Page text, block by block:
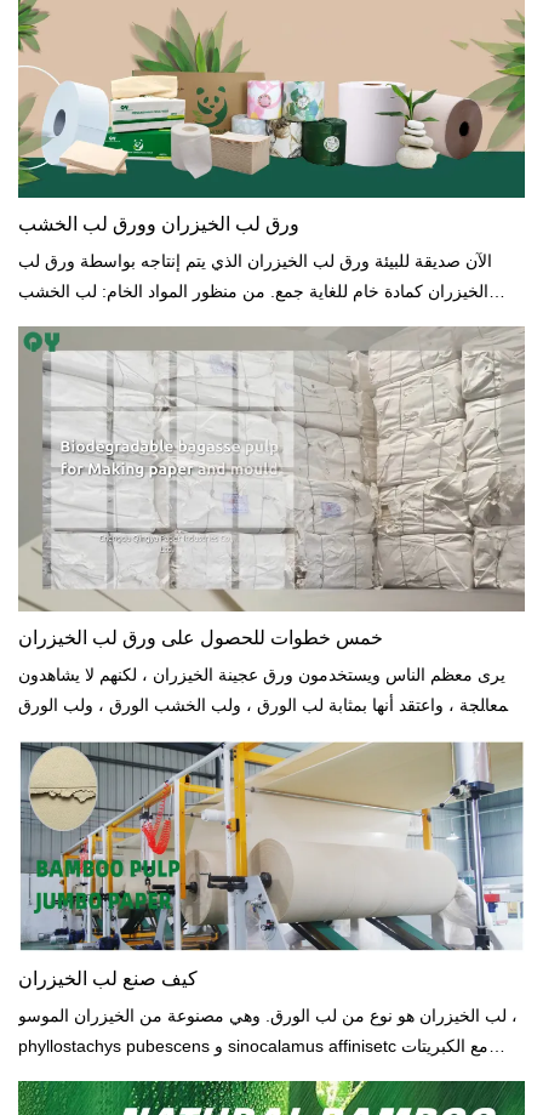
ورق لب الخيزران وورق لب الخشب
الآن صديقة للبيئة ورق لب الخيزران الذي يتم إنتاجه بواسطة ورق لب
الخيزران كمادة خام للغاية جمع. من منظور المواد الخام: لب الخشب
الخشب بشكل أساسي على الموارد الأجنبية الواردات ، التكلفة مرتفعة ،
بعض مصنعي ورق التواليت يمكنهم فقط اختر الورق المعاد تدويره الآخر
للمعالجة من أجل توفير التكاليف ، والتي يجلب تهديدًا لصحة وسلامة
المستهلكين.
خمس خطوات للحصول على ورق لب الخيزران
يرى معظم الناس ويستخدمون ورق عجينة الخيزران ، لكنهم لا يشاهدون
المعالجة ، واعتقد أنها بمثابة لب الورق ، ولب الخشب الورق ، ولب الورق
الخيزران. نحن نستمتع في تقديمه بإيجازالتالية....
كيف صنع لب الخيزران
لب الخيزران هو نوع من لب الورق. وهي مصنوعة من الخيزران الموسو ،
phyllostachys pubescens و sinocalamus affinisetc مع الكبريتات
عملية الهضم وعملية الصودا.مصنع لب الخيزران من الصين.